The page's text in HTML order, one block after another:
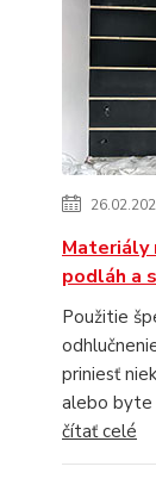
Materiály
podláh a
Použitie
priniesť
alebo byte
čítať celé